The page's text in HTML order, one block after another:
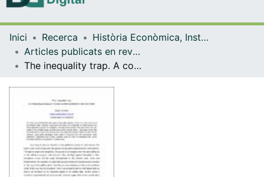
Navega per tot el DD
Inici Recerca
Història Econòmica, Institucions, Política i Economia Mundial
Articles publicats en revistes (Història Econòmica, Institucions, Política i Economia Mundial)
The inequality trap. A comparative analysis of social spending between 1880 and 1930